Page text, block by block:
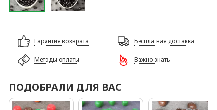
Гарантия возврата Бесплатная доставка
Методы оплаты Важно знать
ПОДОБРАЛИ ДЛЯ ВАС